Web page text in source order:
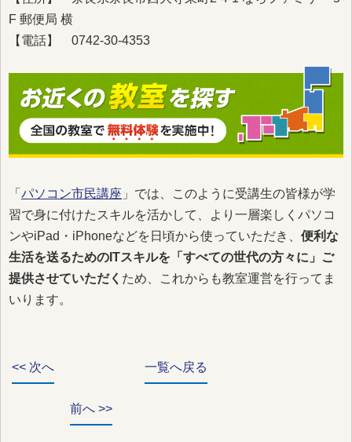
F 郵便局 横
【電話】 0742-30-4353
「 パソコン市民講座 」では、このように受講生の皆様が学
習で身に付けたスキルを活かして、より一層楽しくパソコ
ンやiPad・iPhoneなどを日頃から使っていただき、 便利な
生活を送るためのITスキルを「すべての世代の方々に」ご
提供させていただく ため、これからも教室運営を行ってま
いります。
<< 次へ 一覧へ戻る
前へ >>